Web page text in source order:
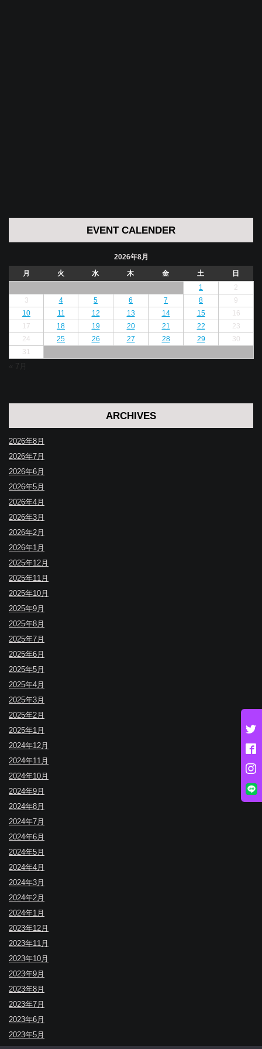
EVENT CALENDER
2026年8月
月
火 水 木 金 土
日
1
2
3
4 5 6 7 8
9
10
11 12 13 14 15
16
17
18 19 20 21 22
23
24
25 26 27 28 29
30
31
« 7月
ARCHIVES
2026年8月
2026年7月
2026年6月
2026年5月
2026年4月
2026年3月
2026年2月
2026年1月
2025年12月
2025年11月
2025年10月
2025年9月
2025年8月
2025年7月
2025年6月
2025年5月
2025年4月
2025年3月
2025年2月
2025年1月
2024年12月
2024年11月
2024年10月
2024年9月
2024年8月
2024年7月
2024年6月
2024年5月
2024年4月
2024年3月
2024年2月
2024年1月
2023年12月
2023年11月
2023年10月
2023年9月
2023年8月
2023年7月
2023年6月
2023年5月